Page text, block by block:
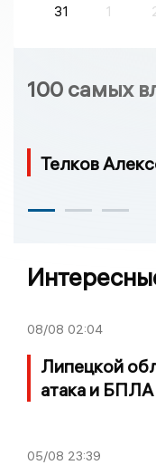
31
1
100 самых
Телков
08/08 02:04
Липецкой
атака и БПЛА
05/08 23:39